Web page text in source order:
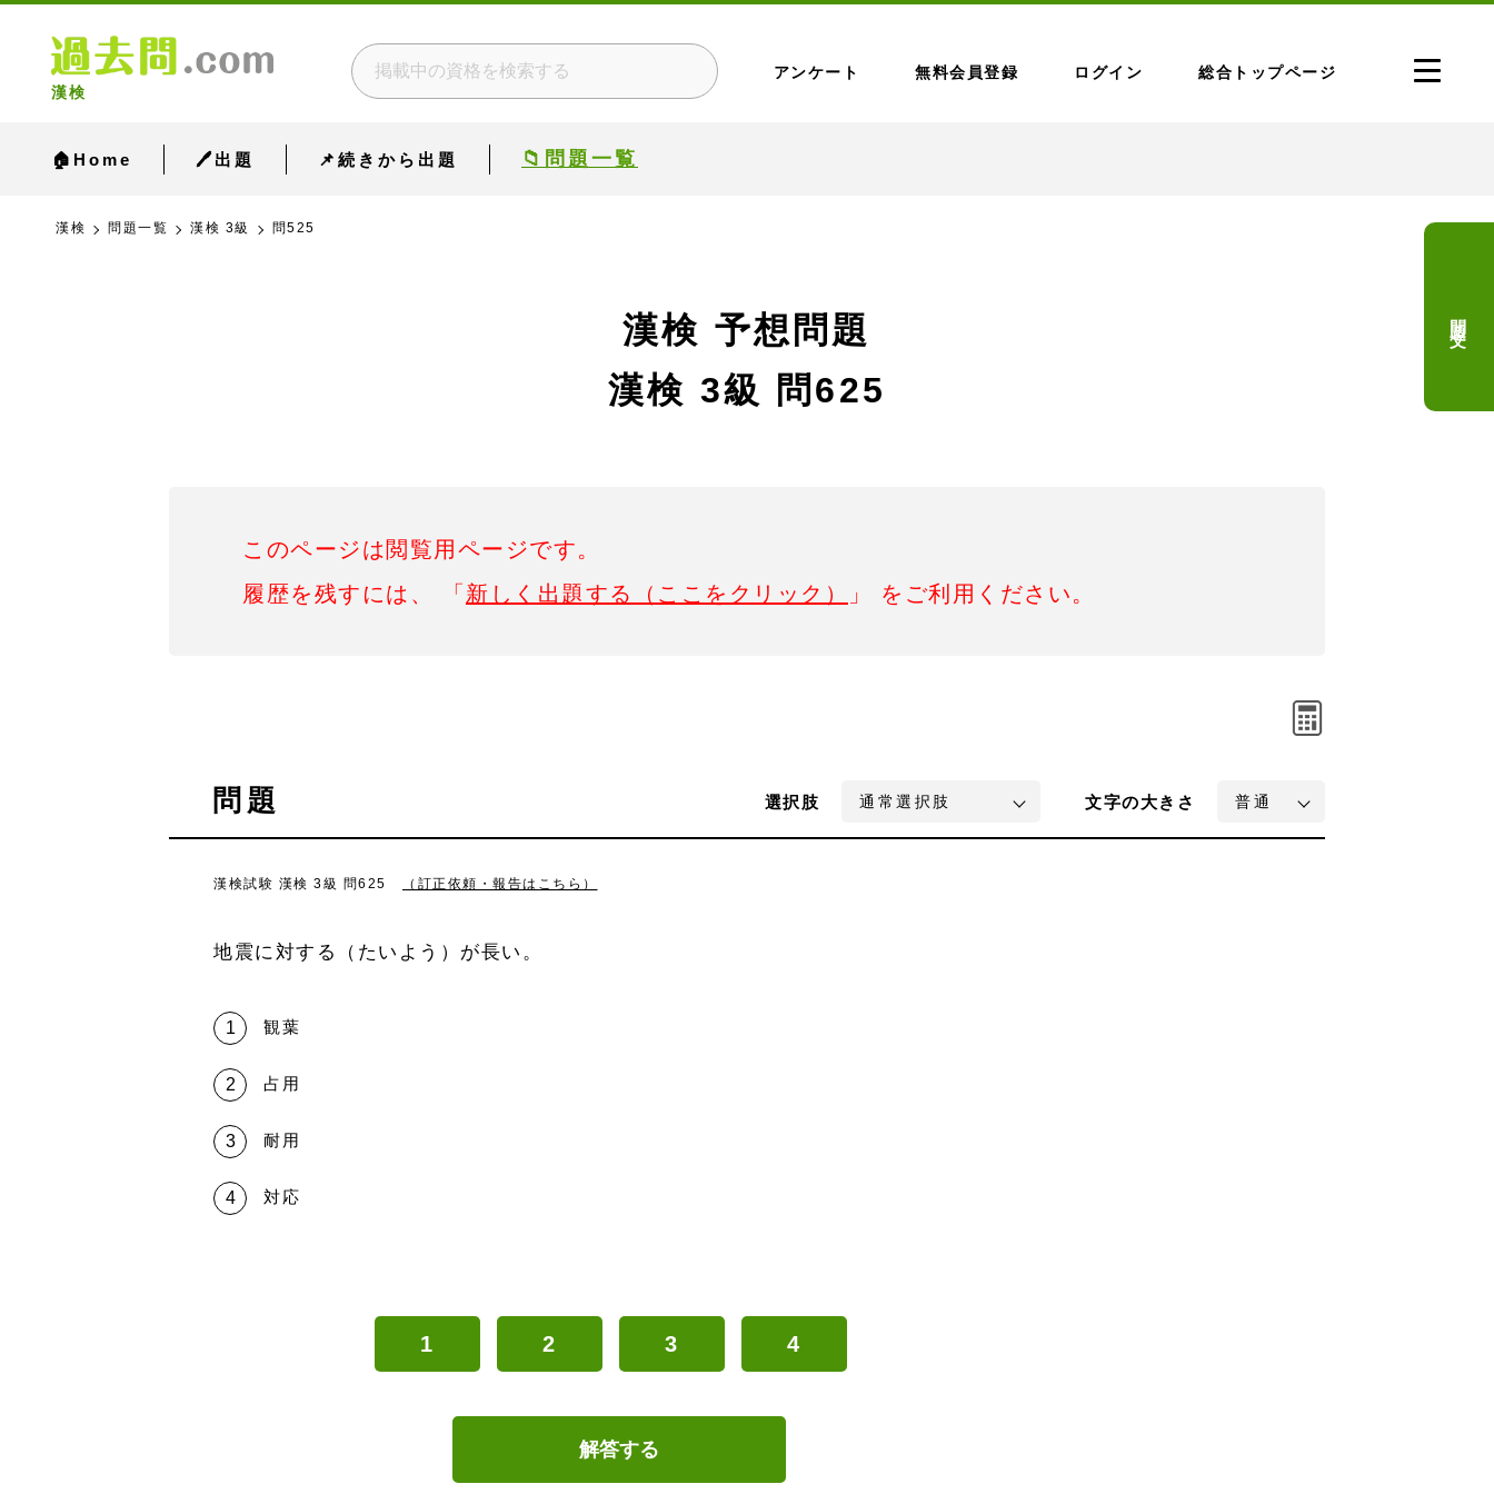
漢検
アンケート 無料会員登録 ログイン 総合トップページ
🏠Home 🖊出題 📌続きから出題 📁問題一覧
漢検 問題一覧 漢検 3級 問525
漢検 予想問題
漢検 3級
問625
このページは閲覧用ページです。
履歴を残すには、 「 新しく出題する（ここをクリック） 」 をご利用ください。
問題 選択肢 文字の大きさ
漢検試験 漢検 3級 問625 （訂正依頼・報告はこちら）
地震に対する（たいよう）が長い。
観葉
占用
耐用
対応
1 2 3 4
解答する